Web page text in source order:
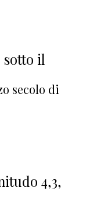
sotto il
secolo di
4,3,